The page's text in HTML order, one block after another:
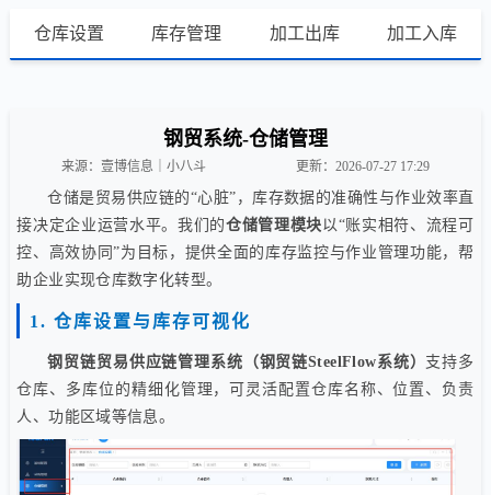
仓库设置 库存管理 加工出库 加工入库
钢贸系统-仓储管理
来源：壹博信息｜小八斗 更新：2026-07-27 17:29
仓储是贸易供应链的“心脏”，库存数据的准确性与作业效率直
接决定企业运营水平。我们的仓储管理模块 以“账实相符、流程可
控、高效协同”为目标，提供全面的库存监控与作业管理功能，帮
助企业实现仓库数字化转型。
1. 仓库设置与库存可视化
钢贸链贸易供应链管理系统（钢贸链SteelFlow系统） 支持多
仓库、多库位的精细化管理，可灵活配置仓库名称、位置、负责
人、功能区域等信息。